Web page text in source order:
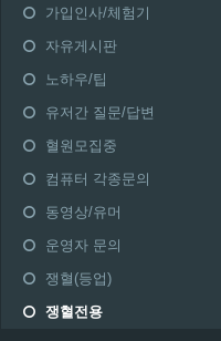
가입인사/체험기
자유게시판
노하우/팁
유저간 질문/답변
혈원모집중
컴퓨터 각종문의
동영상/유머
운영자 문의
쟁혈(등업)
쟁혈전용